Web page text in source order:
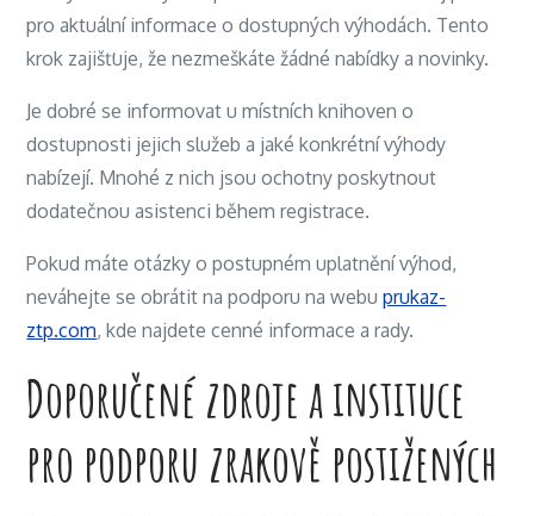
pro aktuální informace o dostupných výhodách. Tento
krok zajišťuje, že nezmeškáte žádné nabídky a novinky.
Je dobré se informovat u místních knihoven o
dostupnosti jejich služeb a jaké konkrétní výhody
nabízejí. Mnohé z nich jsou ochotny poskytnout
dodatečnou asistenci během registrace.
Pokud máte otázky o postupném uplatnění výhod,
neváhejte se obrátit na podporu na webuprukaz-
ztp.com, kde najdete cenné informace a rady.
Doporučené zdroje a instituce
pro podporu zrakově postižených